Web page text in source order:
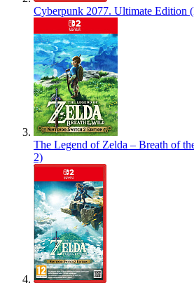
Cyberpunk 2077. Ultimate Edition
The Legend of Zelda – Breath of
2)